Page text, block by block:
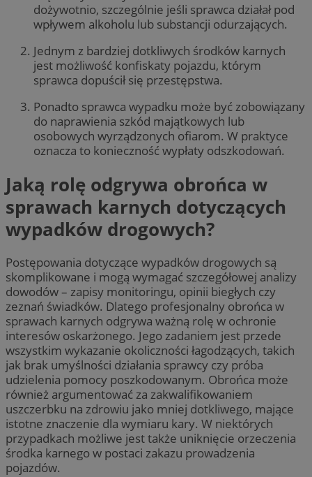
dożywotnio, szczególnie jeśli sprawca działał pod
wpływem alkoholu lub substancji odurzających.
Jednym z bardziej dotkliwych środków karnych
jest możliwość konfiskaty pojazdu, którym
sprawca dopuścił się przestępstwa.
Ponadto sprawca wypadku może być zobowiązany
do naprawienia szkód majątkowych lub
osobowych wyrządzonych ofiarom. W praktyce
oznacza to konieczność wypłaty odszkodowań.
Jaką rolę odgrywa obrońca w
sprawach karnych dotyczących
wypadków drogowych?
Postępowania dotyczące wypadków drogowych są
skomplikowane i mogą wymagać szczegółowej analizy
dowodów – zapisy monitoringu, opinii biegłych czy
zeznań świadków. Dlatego profesjonalny obrońca w
sprawach karnych odgrywa ważną rolę w ochronie
interesów oskarżonego. Jego zadaniem jest przede
wszystkim wykazanie okoliczności łagodzących, takich
jak brak umyślności działania sprawcy czy próba
udzielenia pomocy poszkodowanym. Obrońca może
również argumentować za zakwalifikowaniem
uszczerbku na zdrowiu jako mniej dotkliwego, mające
istotne znaczenie dla wymiaru kary. W niektórych
przypadkach możliwe jest także uniknięcie orzeczenia
środka karnego w postaci zakazu prowadzenia
pojazdów.